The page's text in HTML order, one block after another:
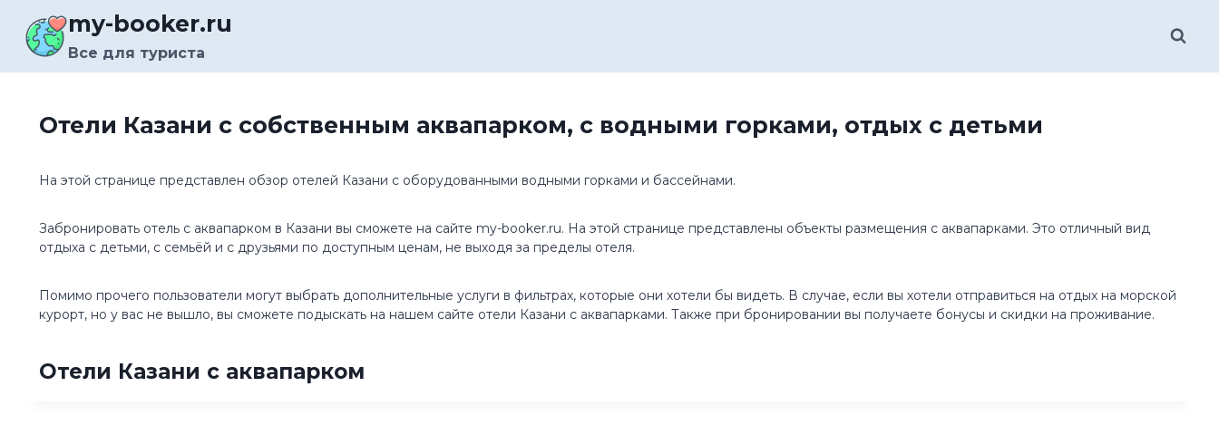
содержимому
my-booker.ru
Все для туриста
Отели Казани с собственным аквапарком, с водными горками, отдых с детьми
На этой странице представлен обзор отелей Казани с оборудованными водными горками и бассейнами.
Забронировать отель с аквапарком в Казани вы сможете на сайте my-booker.ru. На этой странице представлены объекты размещения с аквапарками. Это отличный вид
отдыха с детьми, с семьёй и с друзьями по доступным ценам, не выходя за пределы отеля.
Помимо прочего пользователи могут выбрать дополнительные услуги в фильтрах, которые они хотели бы видеть. В случае, если вы хотели отправиться на отдых на морской
курорт, но у вас не вышло, вы сможете подыскать на нашем сайте отели Казани с аквапарками. Также при бронировании вы получаете бонусы и скидки на проживание.
Отели Казани с аквапарком